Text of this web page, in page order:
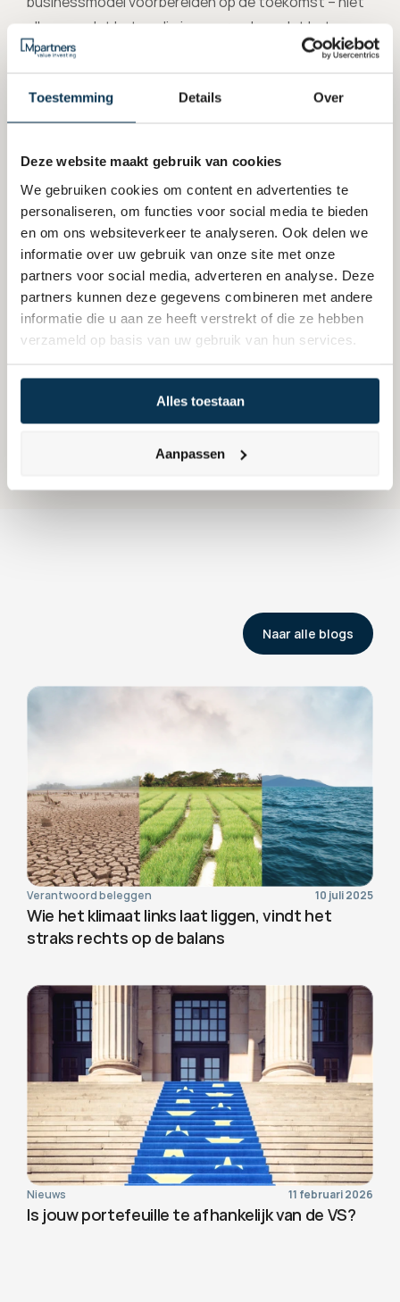
Toestemming Details Over
Deze website maakt gebruik van cookies
We gebruiken cookies om content en advertenties te
personaliseren, om functies voor social media te bieden
en om ons websiteverkeer te analyseren. Ook delen we
informatie over uw gebruik van onze site met onze
partners voor social media, adverteren en analyse. Deze
partners kunnen deze gegevens combineren met andere
informatie die u aan ze heeft verstrekt of die ze hebben
verzameld op basis van uw gebruik van hun services.
Alles toestaan
Aanpassen
alleen omdat het nodig is, maar ook omdat het
interessante kansen kan bieden. We kijken naar
ondernemingen die oplossingen ontwikkelen voor
een economie die tegen een stootje kan. Zo
investeren we in bedrijven als Arcadis, CRH
en
Veolia
, die laten zien dat innovatie en rendement
Klimaatverandering is inmiddels een onderwerp dat
steeds vaker terugkomt in cijfers, in bedrijfsvoering
en in de waarde van beleggingen. Wie nu aandacht
besteedt aan klimaatrisico’s, kan daar later van
profiteren.
Naar alle blogs
Verantwoord beleggen 10 juli 2025
Wie het klimaat links laat liggen, vindt het
straks rechts op de balans
Nieuws 11 februari 2026
Is jouw portefeuille te afhankelijk van de VS?